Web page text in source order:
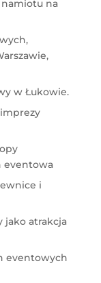
na
w Łukowie.
eventowa
i
jako atrakcja
eventowych